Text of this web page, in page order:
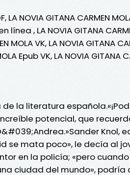
LA NOVIA GITANA CARMEN
línea , LA NOVIA GITANA
MOLA VK, LA NOVIA GITANA
Epub VK, LA NOVIA GITANA
la literatura
potencial, que
Knol,
se mata poco», le decía al
en la policía; «pero
ciudad del mundo», podría